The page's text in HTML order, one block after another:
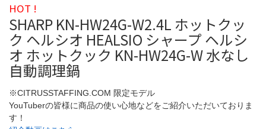
HOT !
SHARP KN-HW24G-W2.4L ホットクッ
ク ヘルシオ HEALSIO シャープ ヘルシ
オ ホットクック KN-HW24G-W 水なし
自動調理鍋
※CITRUSSTAFFING.COM 限定モデル
YouTuberの皆様に商品の使い心地などをご紹介いただいておりま
す！